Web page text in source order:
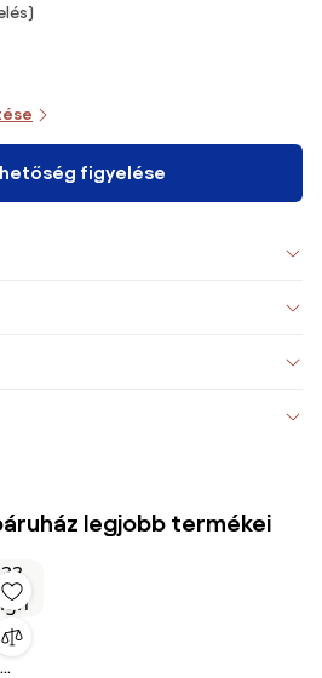
figyelése
legjobb termékei